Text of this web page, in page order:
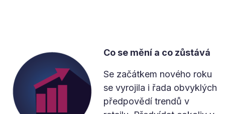
Co se mění a co zůstává
Se začátkem nového roku
se vyrojila i řada obvyklých
předpovědí trendů v